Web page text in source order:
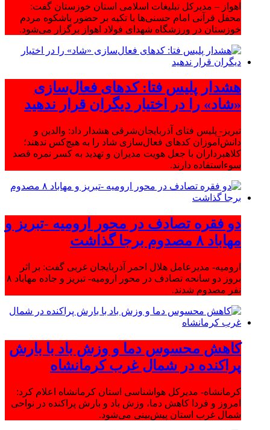
اهواز – مدیرکل تبلیغات اسلامی استان خوزستان گفت:
محفل قرآنی امام حسنی‌ها با تکیه بر حضور باشکوه مردم
خوزستان در ورزشگاه شهدای فولاد اهواز برگزار می‌شود.
هشدار پلیس فتا: کدهای فعال‌سازی
«شاد» را در اختیار دیگران قرار ندهید
تبریز- پلیس فتای آذربایجان‌شرقی هشدار داد: والدین و
دانش‌آموزان کدهای فعال‌سازی شاد را به هیچ‌کس ندهند؛
کلاهبرداران با جعل هویت مدیران و تهدید به کسر نمره قصد
سوءاستفاده دارند.
دو فقره تصادف در محور ارومیه -تبریز و
مهاباد ۸ مصدوم برجا گذاشت
ارومیه- مدیرعامل هلال احمر آذربایجان غربی گفت: بر اثر
بروز دو سانحه تصادف در محور ارومیه- تبریز و جاده مهاباد ۸
نفر مصدوم شدند.
کاهش محسوس دما و وزش باد با بارش
پراکنده در شمال غرب کرمانشاه
کرمانشاه- مدیرکل هواشناسی استان کرمانشاه اعلام کرد:
امروز و فردا کاهش دما، وزش باد و بارش پراکنده در نواحی
شمال غرب استان پیش‌بینی می‌شود.